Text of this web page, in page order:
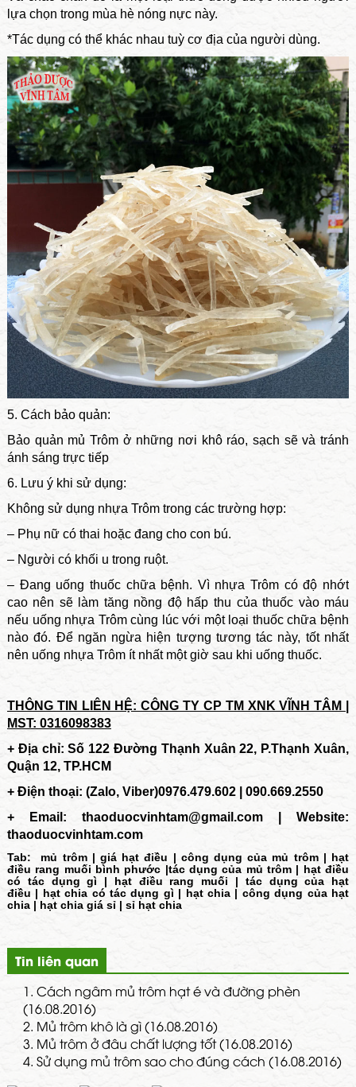
lựa chọn trong mùa hè nóng nực này.
*Tác dụng có thể khác nhau tuỳ cơ địa của người dùng.
5. Cách bảo quản:
Bảo quản mủ Trôm ở những nơi khô ráo, sạch sẽ và tránh
ánh sáng trực tiếp
6. Lưu ý khi sử dụng:
Không sử dụng nhựa Trôm trong các trường hợp:
– Phụ nữ có thai hoặc đang cho con bú.
– Người có khối u trong ruột.
– Đang uống thuốc chữa bệnh. Vì nhựa Trôm có độ nhớt
cao nên sẽ làm tăng nồng độ hấp thu của thuốc vào máu
nếu uống nhựa Trôm cùng lúc với một loại thuốc chữa bệnh
nào đó. Để ngăn ngừa hiện tượng tương tác này, tốt nhất
nên uống nhựa Trôm ít nhất một giờ sau khi uống thuốc.
THÔNG TIN LIÊN HỆ: CÔNG TY CP TM XNK VĨNH TÂM |
MST: 0316098383
+ Địa chỉ: Số 122 Đường Thạnh Xuân 22, P.Thạnh Xuân,
Quận 12, TP.HCM
+ Điện thoại: (Zalo, Viber)0976.479.602 | 090.669.2550
+ Email: thaoduocvinhtam@gmail.com | Website:
thaoduocvinhtam.com
Tab: mủ trôm|giá hạt điều | công dụng của mủ trôm| hạt
điều rang muối bình phước |tác dụng của mủ trôm | hạt điều
có tác dụng gì | hạt điều rang muối | tác dụng của hạt
điều | hạt chia có tác dụng gì | hạt chia | công dụng của hạt
chia| hạt chia giá sỉ| sỉ hạt chia
Tin liên quan
1. Cách ngâm mủ trôm hạt é và đường phèn
(16.08.2016)
2. Mủ trôm khô là gì (16.08.2016)
3. Mủ trôm ở đâu chất lượng tốt (16.08.2016)
4. Sử dụng mủ trôm sao cho đúng cách (16.08.2016)